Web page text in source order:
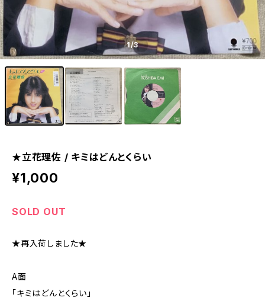
1/3
★立花理佐 / キミはどんとくらい
¥1,000
SOLD OUT
★再入荷しました★
A面
「キミはどんとくらい」